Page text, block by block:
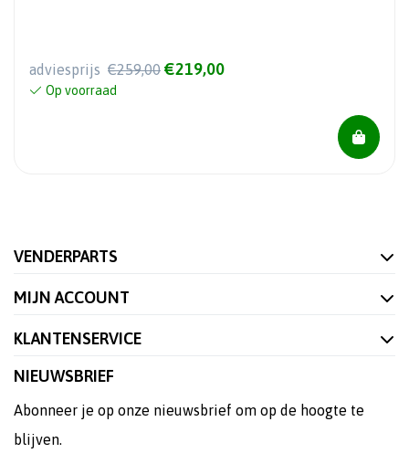
adviesprijs €259,00 €219,00
Op voorraad
VENDERPARTS
MIJN ACCOUNT
KLANTENSERVICE
NIEUWSBRIEF
Abonneer je op onze nieuwsbrief om op de hoogte te
blijven.